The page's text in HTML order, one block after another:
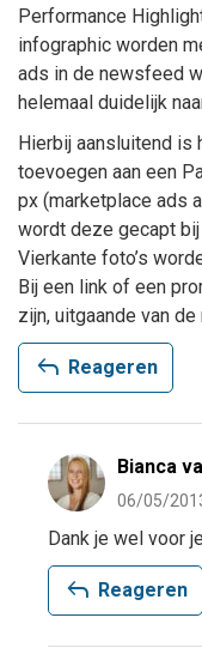
Performance
infographic worden
ads in de newsfeed
helemaal duidelijk
Hierbij aansluitend is
toevoegen aan een
px (marketplace ads
wordt deze gecapt
Vierkante foto’s
Bij een link of een
zijn, uitgaande van
reply Reageren
Bianca
06/05/
Dank je wel voor
reply Reageren